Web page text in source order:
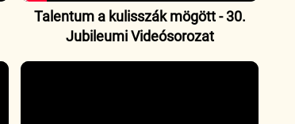
Talentum a kulisszák mögött - 30.
Jubileumi Videósorozat